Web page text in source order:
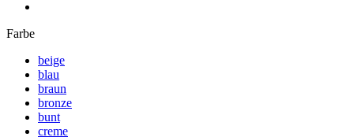
Farbe
beige
blau
braun
bronze
bunt
creme